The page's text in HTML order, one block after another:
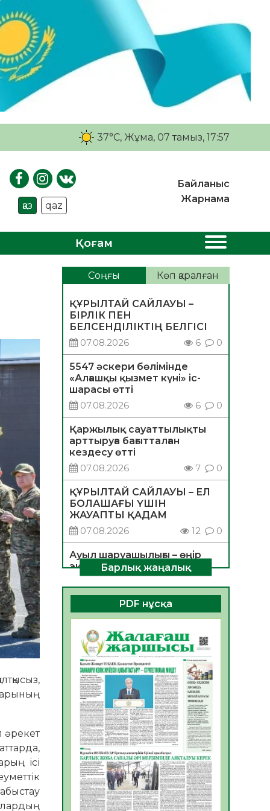
37°C, Жұма, 07 тамыз, 17:57
қаз qaz
Байланыс
Жарнама
Қоғам
әре­кет
ісі
Соңғы Көп қаралған
ҚҰРЫЛТАЙ САЙЛАУЫ –
БІРЛІК ПЕН
БЕЛСЕНДІЛІКТІҢ БЕЛГІСІ
07.08.2026
6 0
5547 әскери бөлімінде
«Алғашқы қызмет күні» іс-
шарасы өтті
07.08.2026
6 0
Қаржылық сауаттылықты
арттыруға бағытталған
кездесу өтті
07.08.2026
7 0
ҚҰРЫЛТАЙ САЙЛАУЫ – ЕЛ
БОЛАШАҒЫ ҮШІН
ЖАУАПТЫ ҚАДАМ
07.08.2026
12 0
Ауыл шаруашылығы – өңір
экономикасының негізгі
тірегі
06.08.2026
26 0
ҚОҒАМДЫҚ БЕЛСЕНДІЛІК –
ЕЛ ДАМУЫНЫҢ НЕГІЗІ
06.08.2026
24
ҚҰРЫЛТАЙ САЙЛАУЫ –
БОЛАШАҚҚА БАСТАР
ЖАУАПТЫ ТАҢДАУ
06.08.2026
27
Инфекциялық ауруларға
қарсы иммундау
жұмыстарының тиімділігі
06.08.2026
28
Көкжөтел ауруы туралы
Барлық жаңалық
PDF нұсқа